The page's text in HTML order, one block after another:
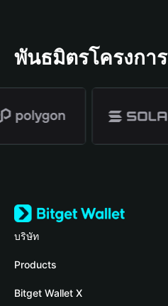
พันธมิตรโครงการ
บริษัท
เกี่ยวกับ Bitget Wallet
Blog
Products
Crypto Card
Bitget Wallet X